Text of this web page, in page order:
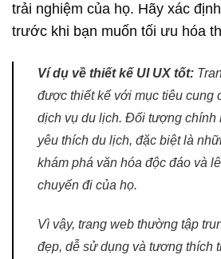
trải nghiệm của họ. Hãy xác
trước khi bạn muốn tối ưu hóa
Ví dụ về thiết kế UI UX tốt:
được thiết kế với mục tiêu cung
dịch vụ du lịch. Đối tượng
yêu thích du lịch, đặc biệt là
khám phá văn hóa độc đáo và
chuyến đi của họ.
Vì vậy, trang web thường tập
đẹp, dễ sử dụng và tương thích